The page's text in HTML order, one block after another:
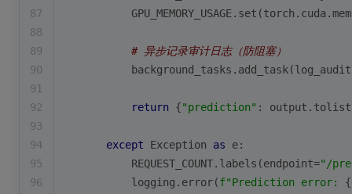
87
        GPU_MEMORY_USAGE.
set
88
89
# 异步记录审计日志（防阻塞）
90
91
92
return {"prediction" :
93
94
except Exception as e:
95
        REQUEST_COUNT.labels(endpoint=
"/
96
        logging.error(
f"Prediction error: